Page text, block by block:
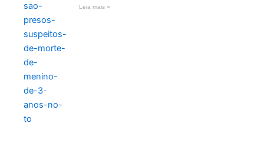
Leia mais »